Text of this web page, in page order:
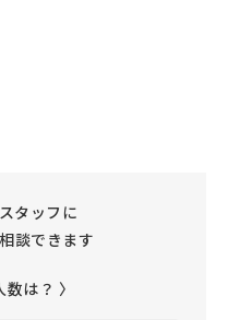
タッフに
談できます
は？ 〉